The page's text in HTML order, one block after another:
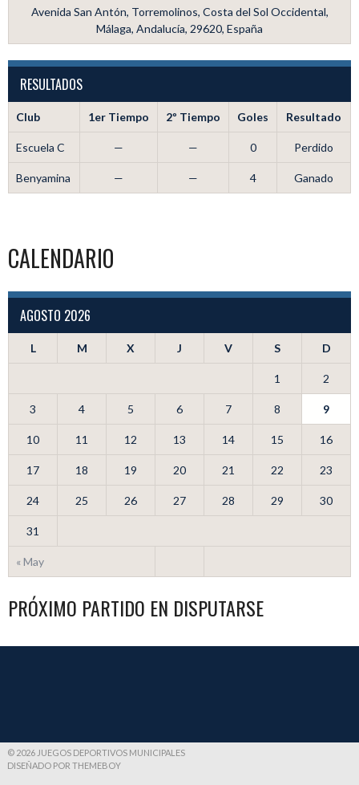
Avenida San Antón, Torremolinos, Costa del Sol Occidental,
Málaga, Andalucía, 29620, España
RESULTADOS
Club 1er Tiempo 2º Tiempo Goles Resultado
Escuela C — — 0 Perdido
Benyamina — — 4 Ganado
CALENDARIO
AGOSTO 2026
L M X J V S D
« May
1 2
3 4 5 6 7 8 9
10 11 12 13 14 15 16
17 18 19 20 21 22 23
24 25 26 27 28 29 30
31
PRÓXIMO PARTIDO EN DISPUTARSE
© 2026 JUEGOS DEPORTIVOS MUNICIPALES
DISEÑADO POR THEMEBOY